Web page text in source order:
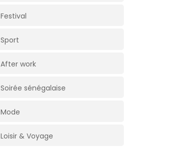
Festival
Sport
After work
Soirée sénégalaise
Mode
Loisir & Voyage